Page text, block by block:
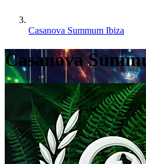
Casanova Summum Ibiza
Casanova